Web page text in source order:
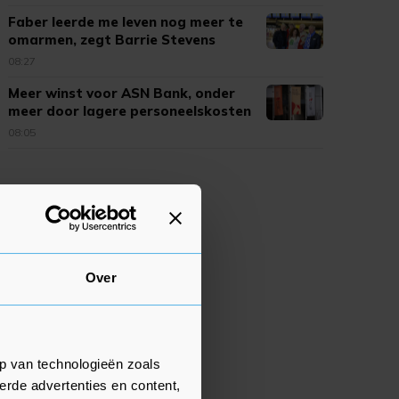
Over
van technologieën zoals
advertenties en content,
Faber leerde me leven nog meer te
omarmen, zegt Barrie Stevens
08:27
Meer winst voor ASN Bank, onder
meer door lagere personeelskosten
08:05